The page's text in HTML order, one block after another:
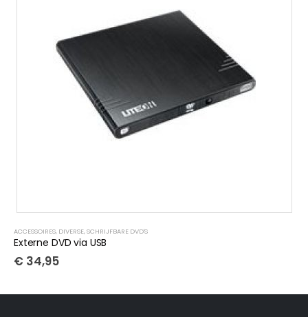
ACCESSOIRES, DIVERSE, SCHRIJFBARE DVD'S
Externe DVD via USB
€ 34,95